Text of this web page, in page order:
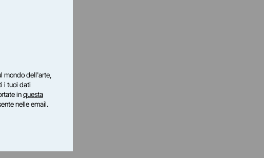
mondo dell'arte,
i tuoi dati
inquesta
nelle email.